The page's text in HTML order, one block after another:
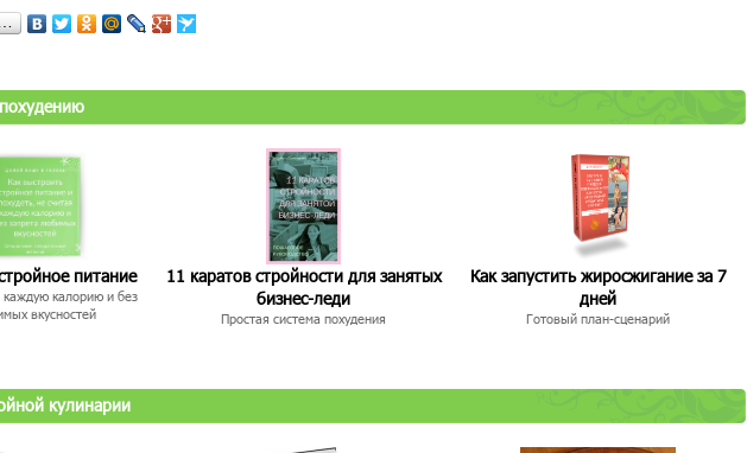
питание
каждую калорию и без
вкусностей
11 каратов стройности для занятых
бизнес-леди
Простая система похудения
Как запустить жиросжигание за 7
дней
Готовый план-сценарий
кулинарии